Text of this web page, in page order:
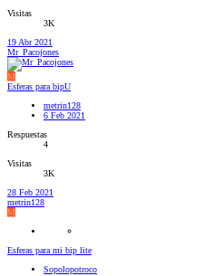
Visitas
3K
19 Abr 2021
Mr_Pacojones
M
Esferas para bipU
metrin128
6 Feb 2021
Respuestas
4
Visitas
3K
28 Feb 2021
metrin128
M
Esferas para mi bip lite
Sopolopotroco